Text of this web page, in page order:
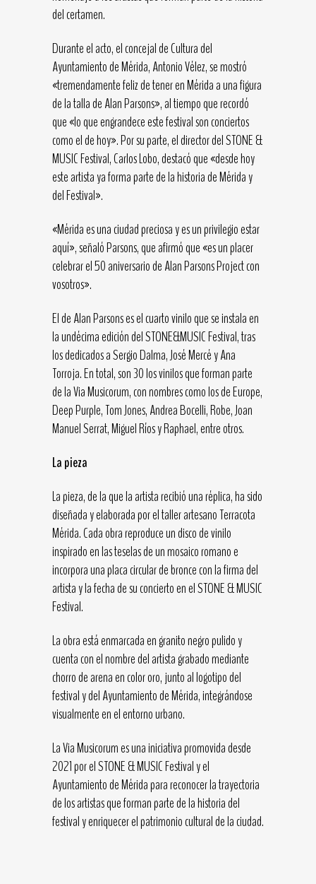
del certamen.
Durante el acto, el concejal de Cultura del
Ayuntamiento de Mérida, Antonio Vélez, se mostró
«tremendamente feliz de tener en Mérida a una figura
de la talla de Alan Parsons», al tiempo que recordó
que «lo que engrandece este festival son conciertos
como el de hoy». Por su parte, el director del STONE &
MUSIC Festival, Carlos Lobo, destacó que «desde hoy
este artista ya forma parte de la historia de Mérida y
del Festival».
«Mérida es una ciudad preciosa y es un privilegio estar
aquí», señaló Parsons, que afirmó que «es un placer
celebrar el 50 aniversario de Alan Parsons Project con
vosotros».
El de Alan Parsons es el cuarto vinilo que se instala en
la undécima edición del STONE&MUSIC Festival, tras
los dedicados a Sergio Dalma, José Mercé y Ana
Torroja. En total, son 30 los vinilos que forman parte
de la Via Musicorum, con nombres como los de Europe,
Deep Purple, Tom Jones, Andrea Bocelli, Robe, Joan
Manuel Serrat, Miguel Ríos y Raphael, entre otros.
La pieza
La pieza, de la que la artista recibió una réplica, ha sido
diseñada y elaborada por el taller artesano Terracota
Mérida. Cada obra reproduce un disco de vinilo
inspirado en las teselas de un mosaico romano e
incorpora una placa circular de bronce con la firma del
artista y la fecha de su concierto en el STONE & MUSIC
Festival.
La obra está enmarcada en granito negro pulido y
cuenta con el nombre del artista grabado mediante
chorro de arena en color oro, junto al logotipo del
festival y del Ayuntamiento de Mérida, integrándose
visualmente en el entorno urbano.
La Via Musicorum es una iniciativa promovida desde
2021 por el STONE & MUSIC Festival y el
Ayuntamiento de Mérida para reconocer la trayectoria
de los artistas que forman parte de la historia del
festival y enriquecer el patrimonio cultural de la ciudad.